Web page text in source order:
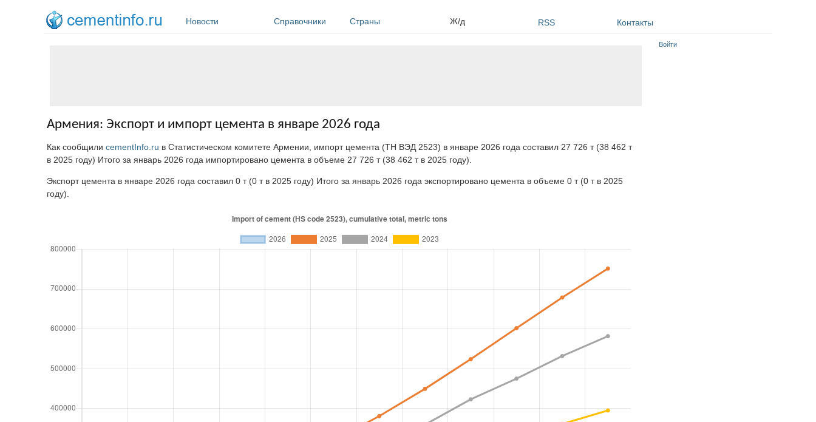
Новости
Справочники Страны Ж/д RSS Контакты
Армения: Экспорт и импорт цемента в январе 2026 года
Как сообщили cementInfo.ru в Статистическом комитете Армении, импорт цемента (ТН ВЭД 2523) в январе 2026 года составил 27 726 т (38 462 т
в 2025 году) Итого за январь 2026 года импортировано цемента в объеме 27 726 т (38 462 т в 2025 году).
Экспорт цемента в январе 2026 года составил 0 т (0 т в 2025 году) Итого за январь 2026 года экспортировано цемента в объеме 0 т (0 т в 2025
году).
Войти